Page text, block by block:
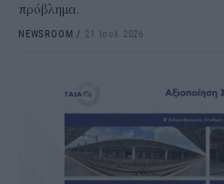
πρόβλημα.
NEWSROOM / 21 Ιουλ 2026